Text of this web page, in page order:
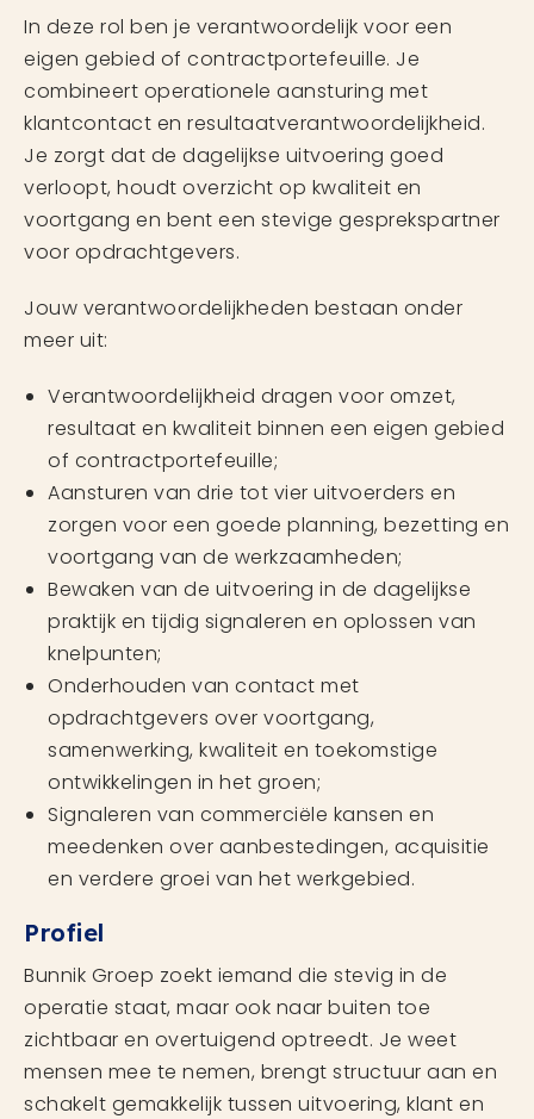
In deze rol ben je verantwoordelijk voor een
eigen gebied of contractportefeuille. Je
combineert operationele aansturing met
klantcontact en resultaatverantwoordelijkheid.
Je zorgt dat de dagelijkse uitvoering goed
verloopt, houdt overzicht op kwaliteit en
voortgang en bent een stevige gesprekspartner
voor opdrachtgevers.
Jouw verantwoordelijkheden bestaan onder
meer uit:
Verantwoordelijkheid dragen voor omzet,
resultaat en kwaliteit binnen een eigen gebied
of contractportefeuille;
Aansturen van drie tot vier uitvoerders en
zorgen voor een goede planning, bezetting en
voortgang van de werkzaamheden;
Bewaken van de uitvoering in de dagelijkse
praktijk en tijdig signaleren en oplossen van
knelpunten;
Onderhouden van contact met
opdrachtgevers over voortgang,
samenwerking, kwaliteit en toekomstige
ontwikkelingen in het groen;
Signaleren van commerciële kansen en
meedenken over aanbestedingen, acquisitie
en verdere groei van het werkgebied.
Profiel
Bunnik Groep zoekt iemand die stevig in de
operatie staat, maar ook naar buiten toe
zichtbaar en overtuigend optreedt. Je weet
mensen mee te nemen, brengt structuur aan en
schakelt gemakkelijk tussen uitvoering, klant en